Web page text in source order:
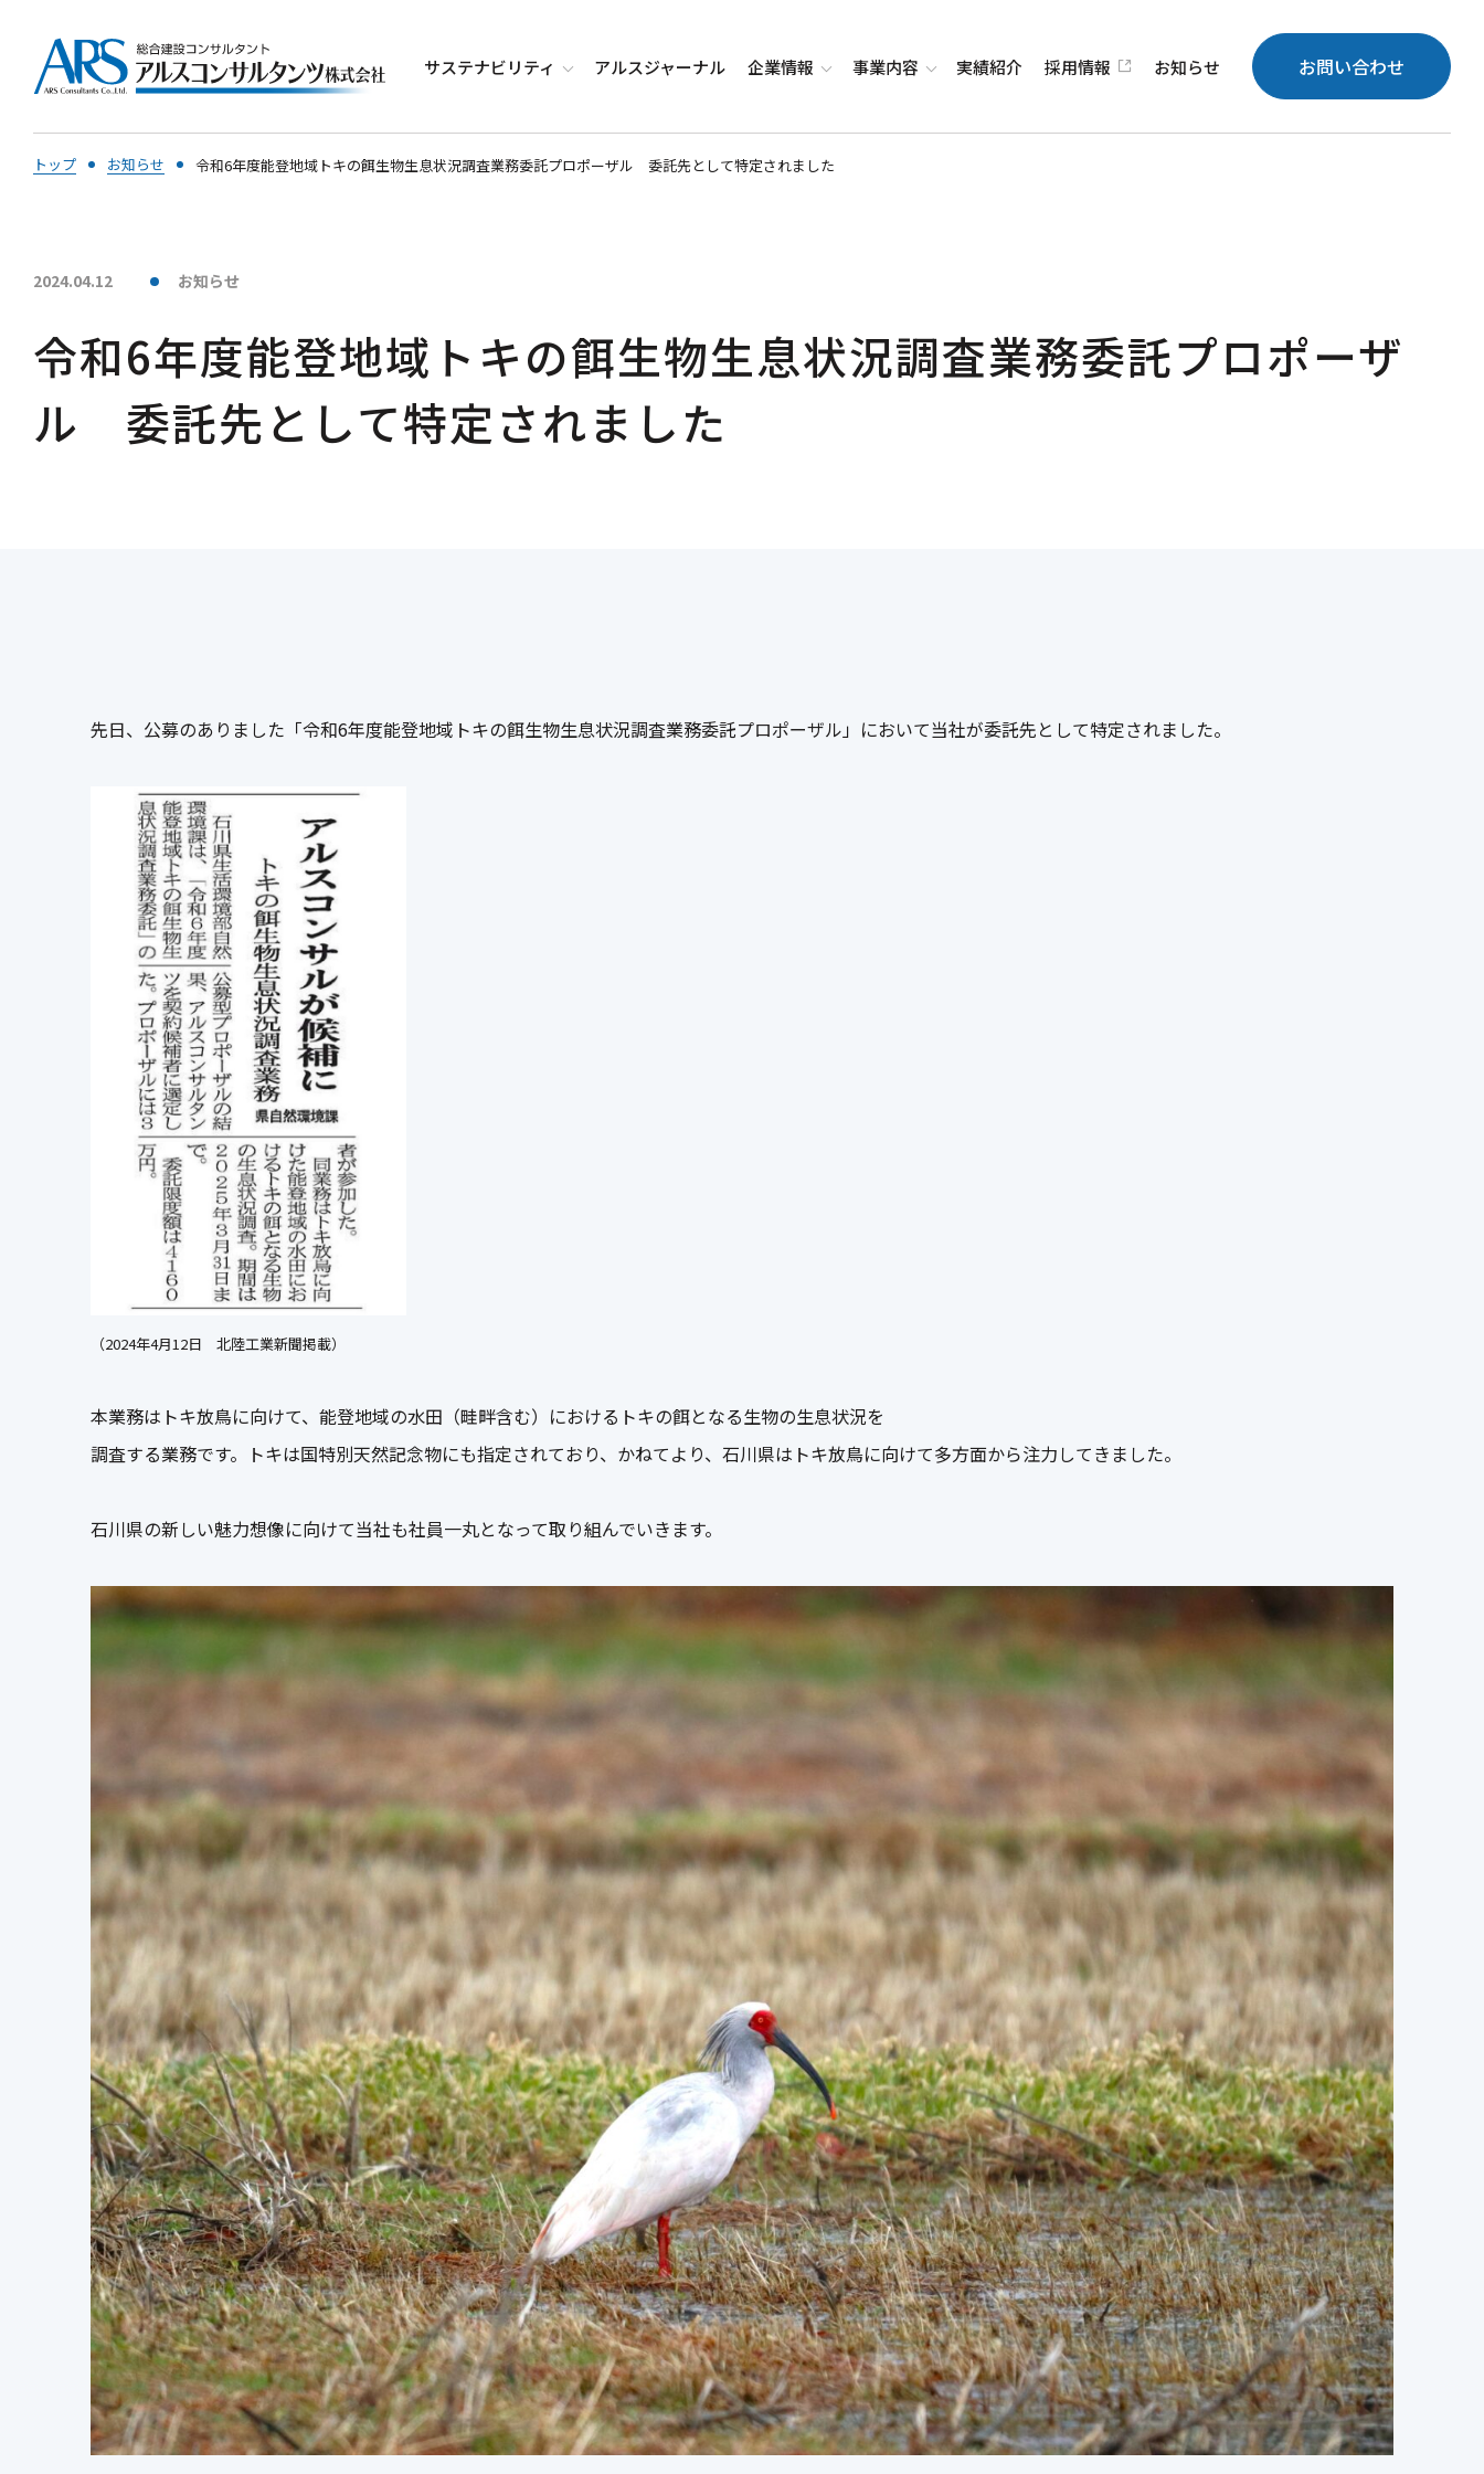
サステナビリティ アルスジャーナル 企業情報 事業内容 実績紹介 採用情報 お知らせ お問い合わせ
トップ お知らせ 令和6年度能登地域トキの餌生物生息状況調査業務委託プロポーザル 委託先として特定されました
2024.04.12 お知らせ
令和6年度能登地域トキの餌生物生息状況調査業務委託プロポーザ
ル 委託先として特定されました
先日、公募のありました「令和6年度能登地域トキの餌生物生息状況調査業務委託プロポーザル」において当社が委託先として特定されました。
（2024年4月12日 北陸工業新聞掲載）
本業務はトキ放鳥に向けて、能登地域の水田（畦畔含む）におけるトキの餌となる生物の生息状況を
調査する業務です。トキは国特別天然記念物にも指定されており、かねてより、石川県はトキ放鳥に向けて多方面から注力してきました。
石川県の新しい魅力想像に向けて当社も社員一丸となって取り組んでいきます。